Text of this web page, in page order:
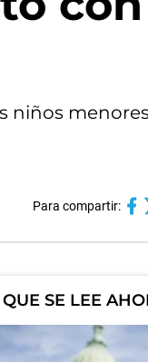
niños
Para compartir:
SE LEE